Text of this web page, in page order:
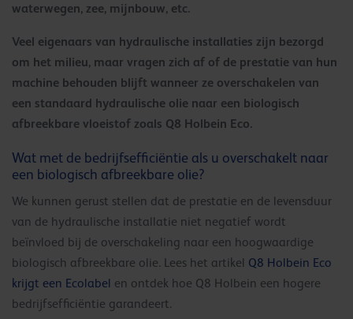
waterwegen, zee, mijnbouw, etc.
Veel eigenaars van hydraulische installaties zijn bezorgd
om het milieu, maar vragen zich af of de prestatie van hun
machine behouden blijft wanneer ze overschakelen van
een standaard hydraulische olie naar een biologisch
afbreekbare vloeistof zoals Q8 Holbein Eco.
Wat met de bedrijfsefficiëntie als u overschakelt naar
een biologisch afbreekbare olie?
We kunnen gerust stellen dat de prestatie en de levensduur
van de hydraulische installatie niet negatief wordt
beïnvloed bij de overschakeling naar een hoogwaardige
biologisch afbreekbare olie. Lees het artikel Q8 Holbein Eco
krijgt een Ecolabel en ontdek hoe Q8 Holbein een hogere
bedrijfsefficiëntie garandeert.